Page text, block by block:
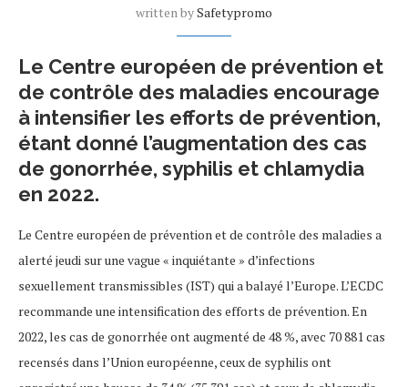
written bySafetypromo
Le Centre européen de prévention et
de contrôle des maladies encourage
à intensifier les efforts de prévention,
étant donné l’augmentation des cas
de gonorrhée, syphilis et chlamydia
en 2022.
Le Centre européen de prévention et de contrôle des maladies a
alerté jeudi sur une vague « inquiétante » d’infections
sexuellement transmissibles (IST) qui a balayé l’Europe. L’ECDC
recommande une intensification des efforts de prévention. En
2022, les cas de gonorrhée ont augmenté de 48 %, avec 70 881 cas
recensés dans l’Union européenne, ceux de syphilis ont